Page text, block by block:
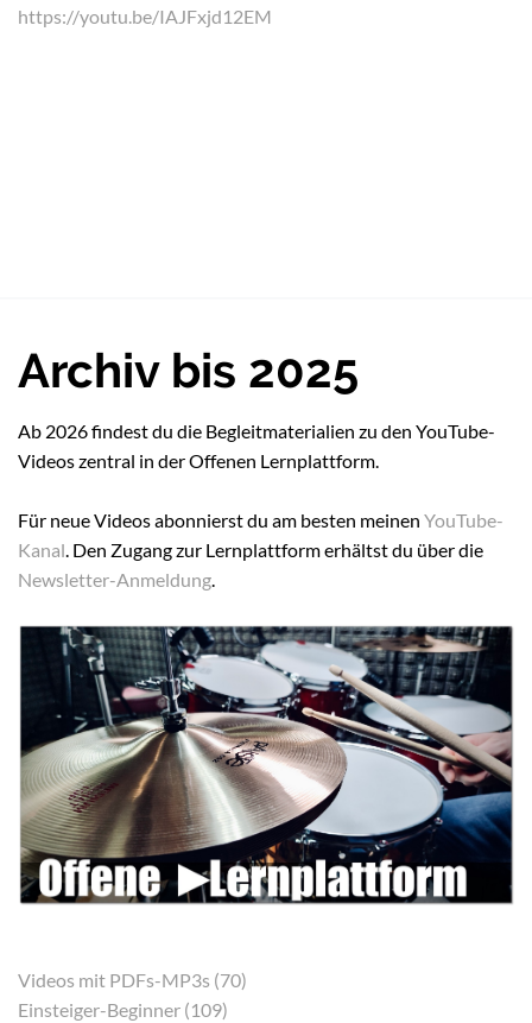
https://youtu.be/IAJFxjd12EM
Archiv bis 2025
Ab 2026 findest du die Begleitmaterialien zu den YouTube-
Videos zentral in der Offenen Lernplattform.
Für neue Videos abonnierst du am besten meinen YouTube-
Kanal. Den Zugang zur Lernplattform erhältst du über die
Newsletter-Anmeldung.
Videos mit PDFs-MP3s (70)
Einsteiger-Beginner (109)